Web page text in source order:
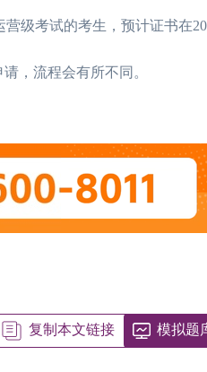
级考试的考生，预计证书在
，流程会有所不同。
复制本文链接 模拟题